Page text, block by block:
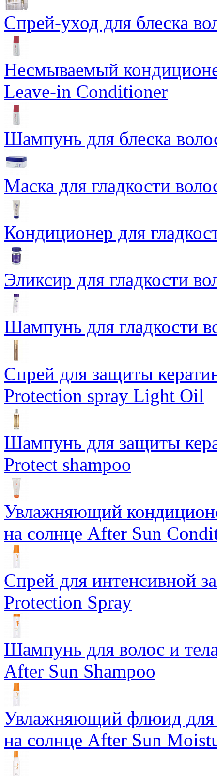
Спрей-уход для блеска
Несмываемый
Leave-in Conditioner
Шампунь для блеска
Маска для гладкости
Кондиционер для
Эликсир для гладкости
Шампунь для гладкости
Cпрeй для защиты
Protection spray Light Oil
Шампунь для защиты
Protect shampoo
Увлажняющий
на солнце After Sun
Спрей для интенсивной
Protection Spray
Шампунь для волос и
After Sun Shampoo
Увлажняющий флюид для
на солнце After Sun